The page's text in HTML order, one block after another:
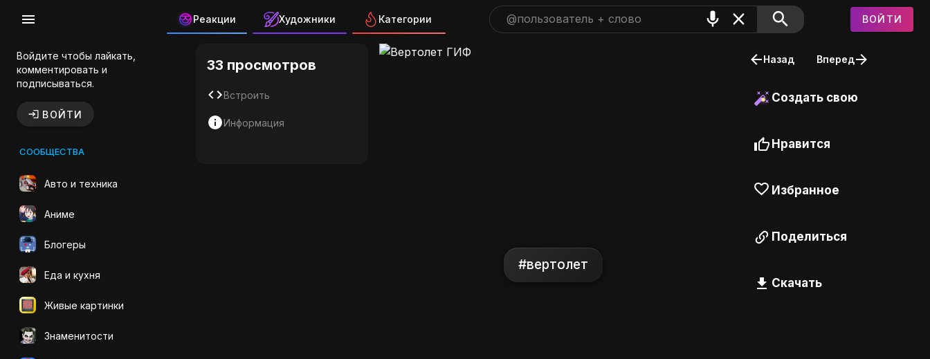
Реакции Художники Категории ВОЙТИ
Войдите чтобы лайкать,
комментировать и
подписываться.
ВОЙТИ
СООБЩЕСТВА
Авто и техника
Аниме
Блогеры
Еда и кухня
Живые картинки
Знаменитости
Вертолет ГИФ на GIFS.RU
33 просмотров
Встроить
Информация
#вертолет
Назад Вперед
Создать свою
Нравится
Избранное
Поделиться
Скачать